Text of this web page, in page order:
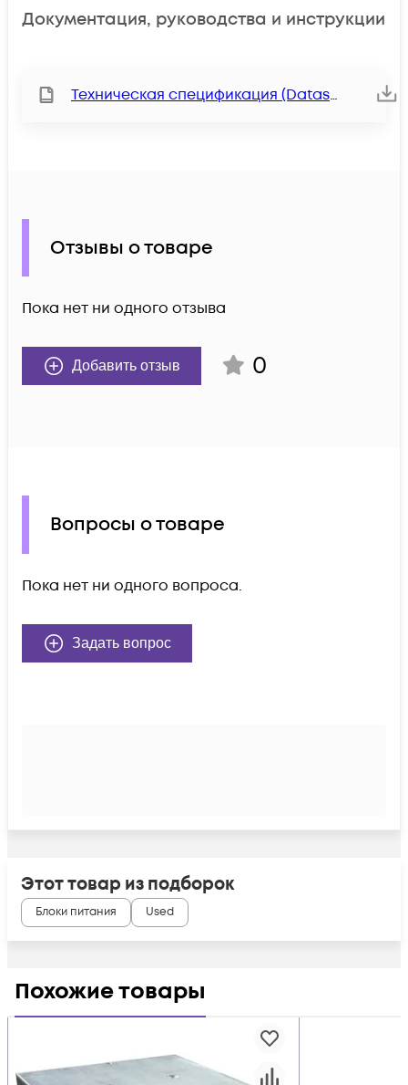
Документация, руководства и инструкции
Техническая спецификация (Datasheet)
Отзывы о товаре
Пока нет ни одного отзыва
Добавить отзыв 0
Вопросы о товаре
Пока нет ни одного вопроса.
Задать вопрос
Этот товар из подборок
Блоки питания Used
Похожие товары